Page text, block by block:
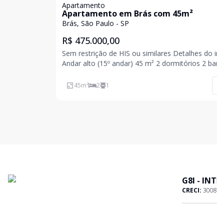
Apartamento
Apartamento em Brás com 45m²
Brás, São Paulo - SP
R$ 475.000,00
Sem restrição de HIS ou similares Detalhes do imóvel
Andar alto (15º andar) 45 m² 2 dormitórios 2
venda: R$ 475.000 Valor líquido Condomínio: R$
45m² 2 1
G8I -
CRECI: